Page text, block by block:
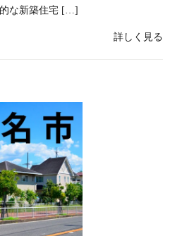
な新築住宅 […]
詳しく見る